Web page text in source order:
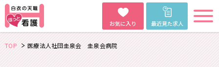
お気に入り 最近見た求人
TOP 医療法人社団圭泉会 圭泉会病院